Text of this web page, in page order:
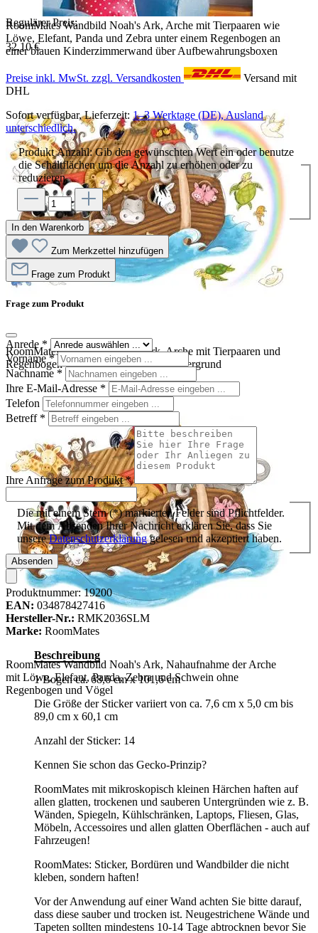
RoomMates Wandbild Noah's Ark, Arche mit Tierpaaren wie
Löwe, Elefant, Panda und Zebra unter einem Regenbogen an
einer blauen Kinderzimmerwand über Aufbewahrungsboxen
RoomMates Wandbild Noah's Ark, Arche mit Tierpaaren und
Regenbogen freigestellt auf weißem Untergrund
RoomMates Wandbild Noah's Ark, Nahaufnahme der Arche
mit Löwe, Elefant, Panda, Zebra und Schwein ohne
Regenbogen und Vögel
Regulärer Preis:
32,10 €
Preise inkl. MwSt. zzgl. Versandkosten
Versand mit
DHL
Sofort verfügbar, Lieferzeit: 1–3 Werktage (DE), Ausland
unterschiedlich.
Produkt Anzahl: Gib den gewünschten Wert ein oder benutze
die Schaltflächen um die Anzahl zu erhöhen oder zu
reduzieren.
In den Warenkorb
Zum Merkzettel hinzufügen
Frage zum Produkt
Frage zum Produkt
Anrede *
Vorname*
Nachname *
Ihre E-Mail-Adresse *
Telefon
Betreff *
Ihre Anfrage zum Produkt*
Die mit einem Stern (*) markierten Felder sind Pflichtfelder.
Mit dem Absenden Ihrer Nachricht erklären Sie, dass Sie
unsereDatenschutzerklärunggelesen und akzeptiert haben.
Absenden
Produktnummer:19200
EAN: 034878427416
Hersteller-Nr.: RMK2036SLM
Marke: RoomMates
Beschreibung
1 Bogen ca. 68,6 cm x 101,6 cm
Die Größe der Sticker variiert von ca. 7,6 cm x 5,0 cm bis
89,0 cm x 60,1 cm
Anzahl der Sticker: 14
Kennen Sie schon das Gecko-Prinzip?
RoomMates mit mikroskopisch kleinen Härchen haften auf
allen glatten, trockenen und sauberen Untergründen wie z. B.
Wänden, Spiegeln, Kühlschränken, Laptops, Fliesen, Glas,
Möbeln, Accessoires und allen glatten Oberflächen - auch auf
Fahrzeugen!
RoomMates: Sticker, Bordüren und Wandbilder die nicht
kleben, sondern haften!
Vor der Anwendung auf einer Wand achten Sie bitte darauf,
dass diese sauber und trocken ist. Neugestrichene Wände und
Tapeten sollten mindestens 10-14 Tage abtrocknen bevor Sie